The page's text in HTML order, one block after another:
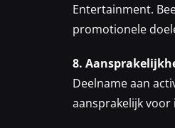
Entertainment.
promotionele
8.
Deelname aan
aansprakelijk voor